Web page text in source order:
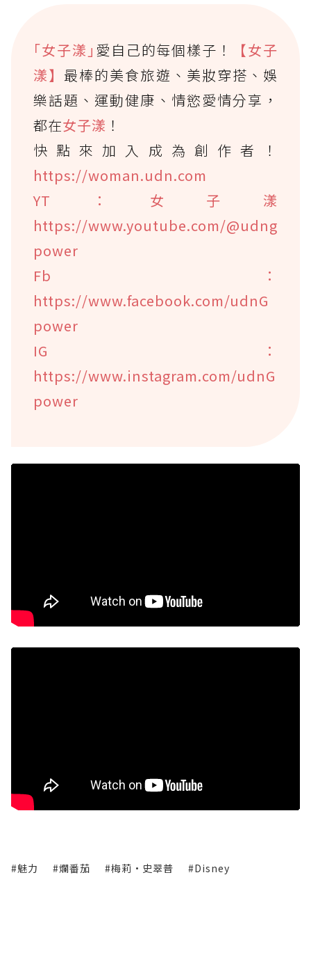
｢女子漾｣ 愛自己的每個樣子！
【女子
漾】最棒的美食旅遊、美妝穿搭、娛
樂話題、運動健康、情慾愛情分享，
都在女子漾 ！
快點來加入成為創作者！
https://woman.udn.com
YT：女子漾
https://www.youtube.com/@udng
power
Fb：
https://www.facebook.com/udnG
power
IG：
https://www.instagram.com/udnG
power
#魅力 #爛番茄 #梅莉·史翠普 #Disney